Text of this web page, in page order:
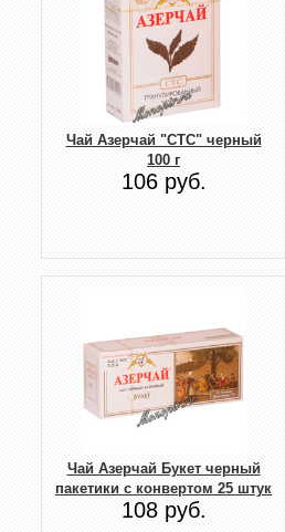
Чай Азерчай "СТС" черный
100 г
106 руб.
Чай Азерчай Букет черный
пакетики с конвертом 25 штук
108 руб.